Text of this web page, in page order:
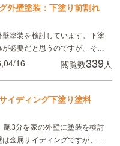
外壁塗装：下塗り前割れ
塗装を検討しています。下塗
が必要だと思うのですが、その
すればいいのでしょうか？ 塗装
16 閲覧数339人
イディング下塗り塗料
3分を家の外壁に塗装を検討
は金属サイディングですが、下